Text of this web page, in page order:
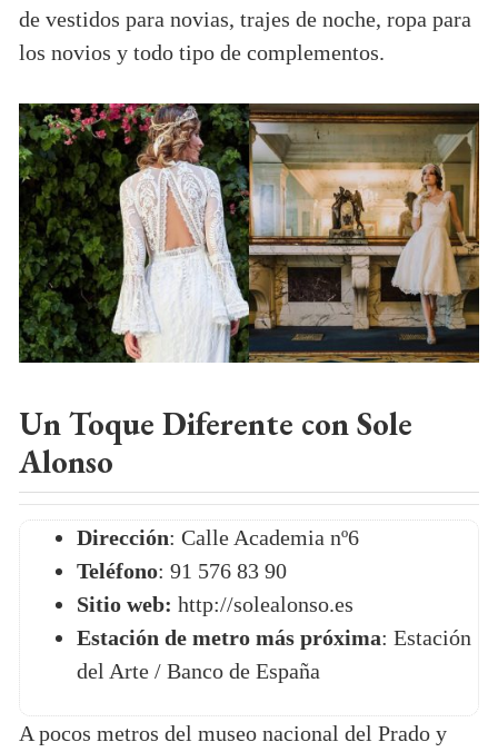
de vestidos para novias, trajes de noche, ropa para
los novios y todo tipo de complementos.
Un Toque Diferente con Sole
Alonso
Dirección: Calle Academia nº6
Teléfono: 91 576 83 90
Sitio web: http://solealonso.es
Estación de metro más próxima: Estación
del Arte / Banco de España
A pocos metros del museo nacional del Prado y